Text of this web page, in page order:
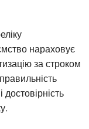
нараховує
за строком